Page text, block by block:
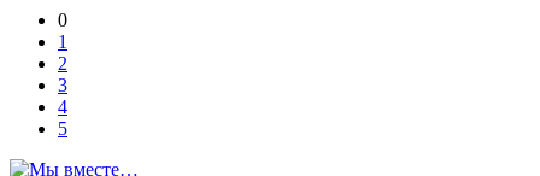
0
1
2
3
4
5